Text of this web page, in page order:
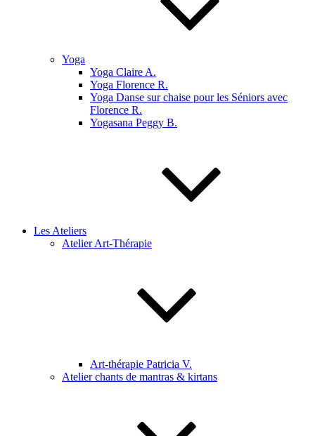
Yoga
Yoga Claire A.
Yoga Florence R.
Yoga Danse sur chaise pour les Séniors avec
Florence R.
Yogasana Peggy B.
Les Ateliers
Atelier Art-Thérapie
Art-thérapie Patricia V.
Atelier chants de mantras & kirtans